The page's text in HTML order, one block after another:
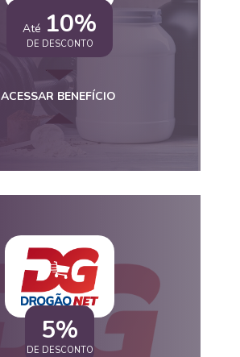
Até 10%
DE DESCONTO
ACESSAR BENEFÍCIO
5%
DE DESCONTO